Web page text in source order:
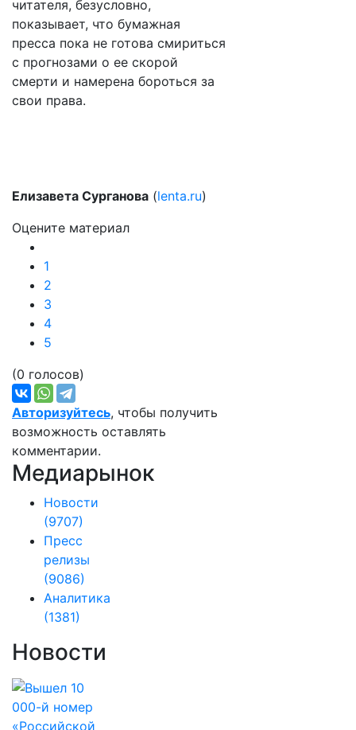
читателя, безусловно,
показывает, что бумажная
пресса пока не готова смириться
с прогнозами о ее скорой
смерти и намерена бороться за
свои права.
Елизавета Сурганова (lenta.ru)
Оцените материал
1
2
3
4
5
(0 голосов)
Авторизуйтесь, чтобы получить
возможность оставлять
комментарии.
Медиарынок
Новости
(9707)
Пресс
релизы
(9086)
Аналитика
(1381)
Новости